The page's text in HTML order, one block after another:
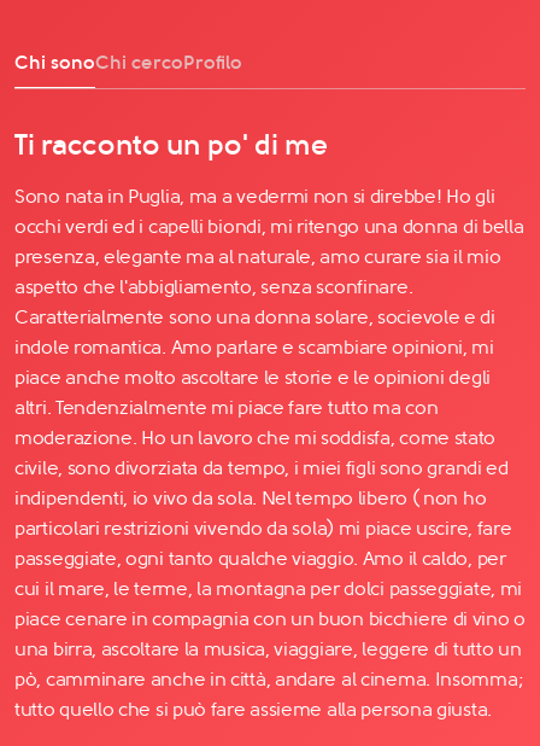
Chi sonoChi cercoProfilo
Ti racconto un po' di me
Sono nata in Puglia, ma a vedermi non si direbbe! Ho gli
occhi verdi ed i capelli biondi, mi ritengo una donna di bella
presenza, elegante ma al naturale, amo curare sia il mio
aspetto che l'abbigliamento, senza sconfinare.
Caratterialmente sono una donna solare, socievole e di
indole romantica. Amo parlare e scambiare opinioni, mi
piace anche molto ascoltare le storie e le opinioni degli
altri. Tendenzialmente mi piace fare tutto ma con
moderazione. Ho un lavoro che mi soddisfa, come stato
civile, sono divorziata da tempo, i miei figli sono grandi ed
indipendenti, io vivo da sola. Nel tempo libero ( non ho
particolari restrizioni vivendo da sola) mi piace uscire, fare
passeggiate, ogni tanto qualche viaggio. Amo il caldo, per
cui il mare, le terme, la montagna per dolci passeggiate, mi
piace cenare in compagnia con un buon bicchiere di vino o
una birra, ascoltare la musica, viaggiare, leggere di tutto un
pò, camminare anche in città, andare al cinema. Insomma;
tutto quello che si può fare assieme alla persona giusta.